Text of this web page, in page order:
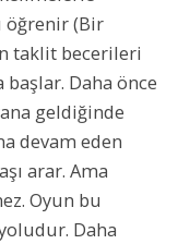
öğrenir (Bir
taklit becerileri
Daha önce
geldiğinde
devam eden
arar. Ama
Oyun bu
Daha